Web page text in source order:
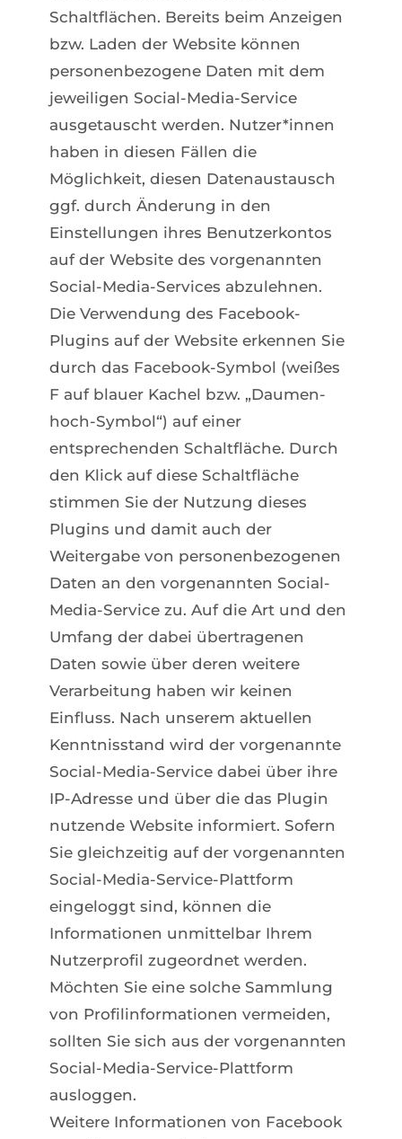
Schaltflächen. Bereits beim Anzeigen
bzw. Laden der Website können
personenbezogene Daten mit dem
jeweiligen Social-Media-Service
ausgetauscht werden. Nutzer*innen
haben in diesen Fällen die
Möglichkeit, diesen Datenaustausch
ggf. durch Änderung in den
Einstellungen ihres Benutzerkontos
auf der Website des vorgenannten
Social-Media-Services abzulehnen.
Die Verwendung des Facebook-
Plugins auf der Website erkennen Sie
durch das Facebook-Symbol (weißes
F auf blauer Kachel bzw. „Daumen-
hoch-Symbol“) auf einer
entsprechenden Schaltfläche. Durch
den Klick auf diese Schaltfläche
stimmen Sie der Nutzung dieses
Plugins und damit auch der
Weitergabe von personenbezogenen
Daten an den vorgenannten Social-
Media-Service zu. Auf die Art und den
Umfang der dabei übertragenen
Daten sowie über deren weitere
Verarbeitung haben wir keinen
Einfluss. Nach unserem aktuellen
Kenntnisstand wird der vorgenannte
Social-Media-Service dabei über ihre
IP-Adresse und über die das Plugin
nutzende Website informiert. Sofern
Sie gleichzeitig auf der vorgenannten
Social-Media-Service-Plattform
eingeloggt sind, können die
Informationen unmittelbar Ihrem
Nutzerprofil zugeordnet werden.
Möchten Sie eine solche Sammlung
von Profilinformationen vermeiden,
sollten Sie sich aus der vorgenannten
Social-Media-Service-Plattform
ausloggen.
Weitere Informationen von Facebook